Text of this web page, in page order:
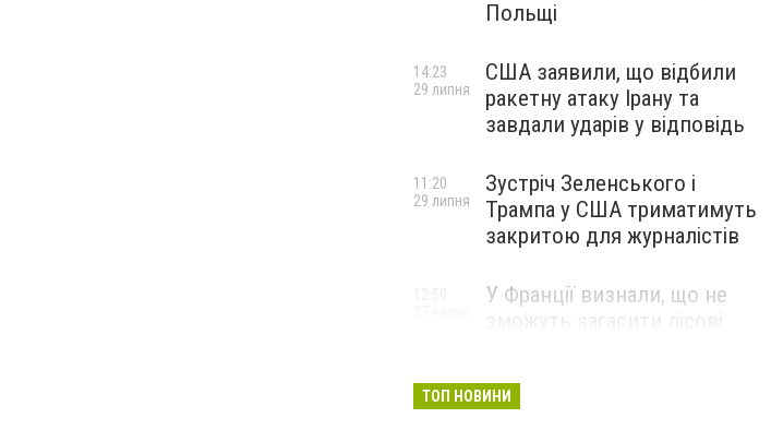
Польщі
США заявили, що відбили
ракетну атаку Ірану та
завдали ударів у відповідь
14:23
29 липня
Зустріч Зеленського і
Трампа у США триматимуть
закритою для журналістів
11:20
29 липня
У Франції визнали, що не
ТОП НОВИНИ